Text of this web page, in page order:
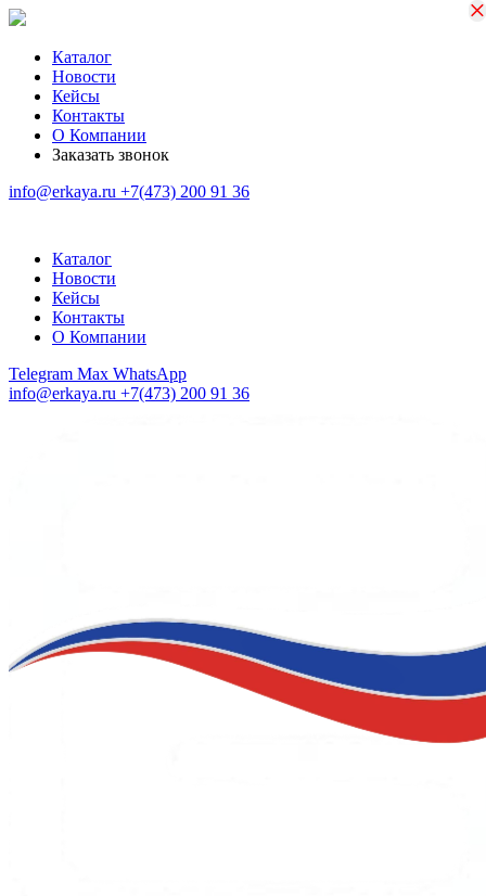
Каталог
Новости
Кейсы
Контакты
О Компании
Заказать звонок
info@erkaya.ru +7(473) 200 91 36
Каталог
Новости
Кейсы
Контакты
О Компании
Telegram Max WhatsApp
info@erkaya.ru +7(473) 200 91 36
×
×